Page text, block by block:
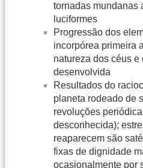
tornadas mundanas
luciformes
Progressão dos
incorpórea primeira
natureza dos céus
desenvolvida
Resultados do
planeta rodeado de
revoluções
desconhecida);
reaparecem são
fixas de dignidade
ocasionalmente por